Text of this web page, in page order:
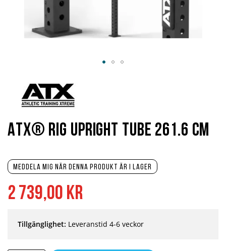
2 739,00 kr
Meddela mig när denna produkt är i lager
Tillgänglighet: Leveranstid 4-6 veckor
ATX® RIG Upright Tube 261.6 cm
början
bildgalleriet